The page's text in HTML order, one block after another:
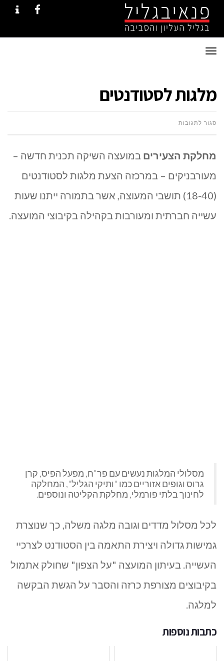
תפריט
מלגות לסטודנטים
סגור לתגובותעל
מחלקת הצעירים במועצה השיקה תכנית חדשה –
מעורבניקים – במרכזה הצעת מלגות לסטודנטים
(18-40) תושבי המעוצה, אשר בתמורה ייתנו שעות
עשייה חברתית ומעורבות בקהילה בקיבוצי המועצה.
מסלולי המלגות נעשים עם פר"ח, מפעל הפיס, קרן
גרוס וגופים אזוריים כמו "ותיקי הגליל", המחלקה
לחינוך בלתי פורמלי, מחלקת הקליטה ונוספים.
לכל מסלול מדדים וגובה מלגה משלה, כך שנוצרת
גמישות גדולה ויצירת התאמה בין הסטודנט לצרכיי
העשייה. בעיתון המועצה "על הצפון" שחולק אתמול
בקיבוצים מצורפת כרזה והסבר על הגשת הבקשה
למלגה.
כתבות נוספות